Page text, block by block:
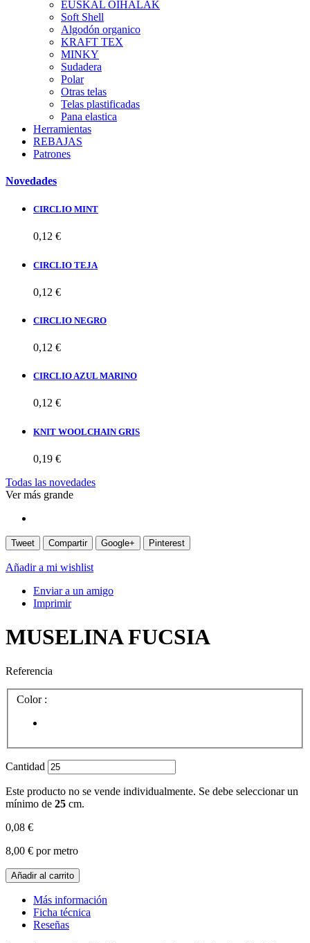
EUSKAL OIHALAK
Soft Shell
Algodón organico
KRAFT TEX
MINKY
Sudadera
Polar
Otras telas
Telas plastificadas
Pana elastica
Herramientas
REBAJAS
Patrones
Novedades
CIRCLIO MINT
0,12 €
CIRCLIO TEJA
0,12 €
CIRCLIO NEGRO
0,12 €
CIRCLIO AZUL MARINO
0,12 €
KNIT WOOLCHAIN GRIS
0,19 €
Todas las novedades
Ver más grande
Tweet Compartir Google+ Pinterest
Añadir a mi wishlist
Enviar a un amigo
Imprimir
MUSELINA FUCSIA
Referencia
Color :
Cantidad
Este producto no se vende individualmente. Se debe seleccionar un
mínimo de 25 cm.
0,08 €
8,00 € por metro
Añadir al carrito
Más información
Ficha técnica
Reseñas